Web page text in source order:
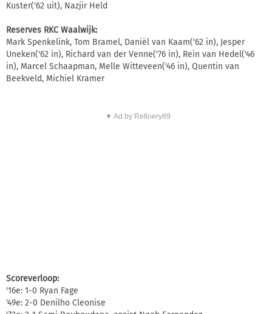
Kuster('62 uit), Nazjir Held
Reserves RKC Waalwijk:
Mark Spenkelink, Tom Bramel, Daniël van Kaam('62 in), Jesper
Uneken('62 in), Richard van der Venne('76 in), Rein van Hedel('46
in), Marcel Schaapman, Melle Witteveen('46 in), Quentin van
Beekveld, Michiel Kramer
▼ Ad by Refinery89
Scoreverloop:
'16e: 1-0 Ryan Fage
'49e: 2-0 Denilho Cleonise